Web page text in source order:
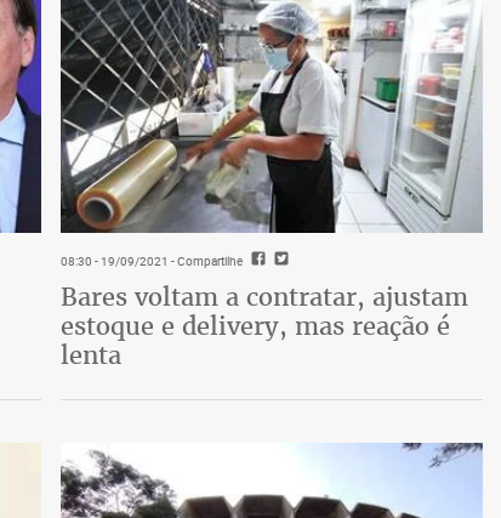
08:30 - 19/09/2021 - Compartilhe
Bares voltam a contratar, ajustam
estoque e delivery, mas reação é
lenta